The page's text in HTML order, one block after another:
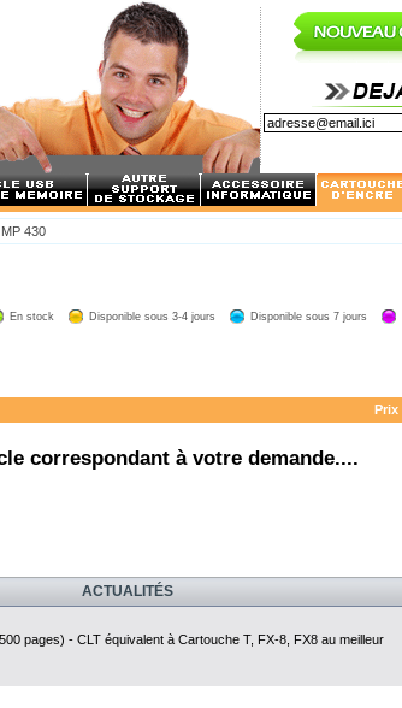
MP 430
En stock Disponible sous 3-4 jours Disponible sous 7 jours
Prix
correspondant à votre demande....
ACTUALITÉS
pages) - CLT équivalent à Cartouche T, FX-8, FX8 au meilleur